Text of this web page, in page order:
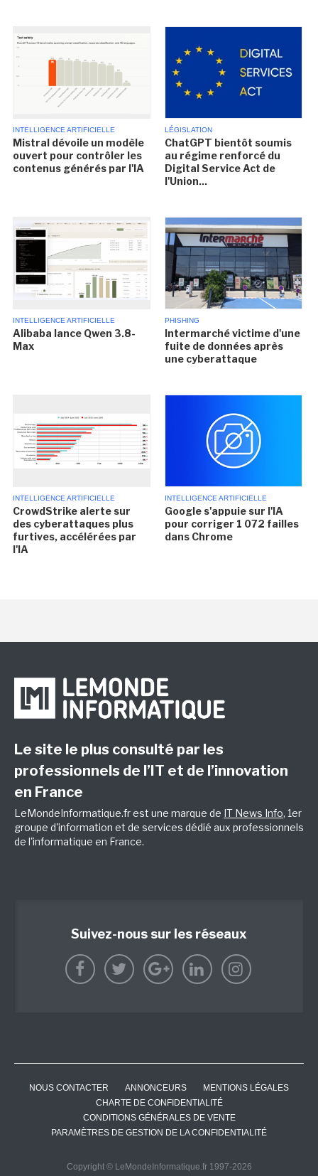
INTELLIGENCE ARTIFICIELLE
Mistral dévoile un modèle
ouvert pour contrôler les
contenus générés par l'IA
LÉGISLATION
ChatGPT bientôt soumis
au régime renforcé du
Digital Service Act de
l'Union...
INTELLIGENCE ARTIFICIELLE
Alibaba lance Qwen 3.8-
Max
PHISHING
Intermarché victime d'une
fuite de données après
une cyberattaque
INTELLIGENCE ARTIFICIELLE
CrowdStrike alerte sur
des cyberattaques plus
furtives, accélérées par
l'IA
INTELLIGENCE ARTIFICIELLE
Google s'appuie sur l'IA
pour corriger 1 072 failles
dans Chrome
Le site le plus consulté par les
professionnels de l’IT et de l’innovation
en France
LeMondeInformatique.fr est une marque de IT News Info, 1er
groupe d'information et de services dédié aux professionnels
de l'informatique en France.
Suivez-nous sur les réseaux
NOUS CONTACTER ANNONCEURS
MENTIONS LÉGALES
CHARTE DE CONFIDENTIALITÉ
CONDITIONS GÉNÉRALES DE VENTE
PARAMÈTRES DE GESTION DE LA CONFIDENTIALITÉ
Copyright © LeMondeInformatique.fr 1997-2026